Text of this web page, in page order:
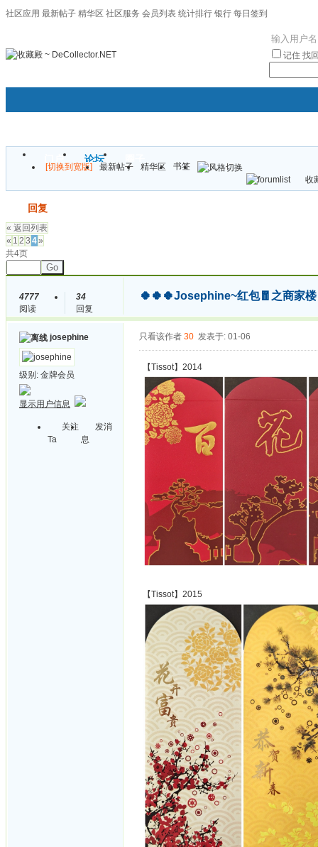
社区应用 最新帖子 精华区 社区服务 会员列表 统计排行 银行 每日签到
记住 找
门户 论坛
[切换到宽版] 最新帖子 精华区
书签
收
回复
« 返回列表
« 1 2 3 4»
共4页
Go
4777
阅读
34
回复
🍀🍀🍀Josephine~红包🧧之商家
josephine
级别: 金牌会员
显示用户信息
关注
Ta
发消
息
只看该作者 30 发表于: 01-06
【Tissot】2014
【Tissot】2015